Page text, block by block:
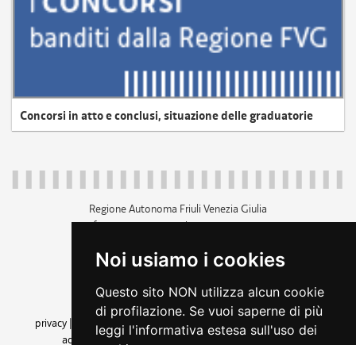
Noi usiamo i cookies
Questo sito NON utilizza alcun cookie
di profilazione. Se vuoi saperne di più
leggi l'informativa estesa sull'uso dei
Concorsi in atto e conclusi, situazione delle graduatorie
Regione Autonoma Friuli Venezia Giulia
c.f. 80014930327; p.iva 00526040324
+39 040 3771111
amministrazione trasparente
privacy
cookie |note legali accessibilità
dichiarazione di
accessibilità| feedback cambio preferenze cookie